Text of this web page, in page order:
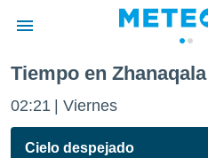
de
ha
Tiempo en Zhanaqala
02:21 Viernes
Cielo despejado